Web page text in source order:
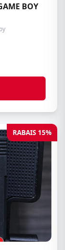
BOY
RABAIS 15%